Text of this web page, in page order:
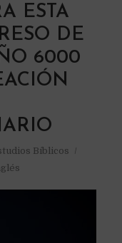
ESTA
DE
6000
Bíblicos